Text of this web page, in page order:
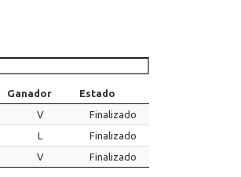
Ganador
Estado
V
Finalizado
L
Finalizado
V
Finalizado